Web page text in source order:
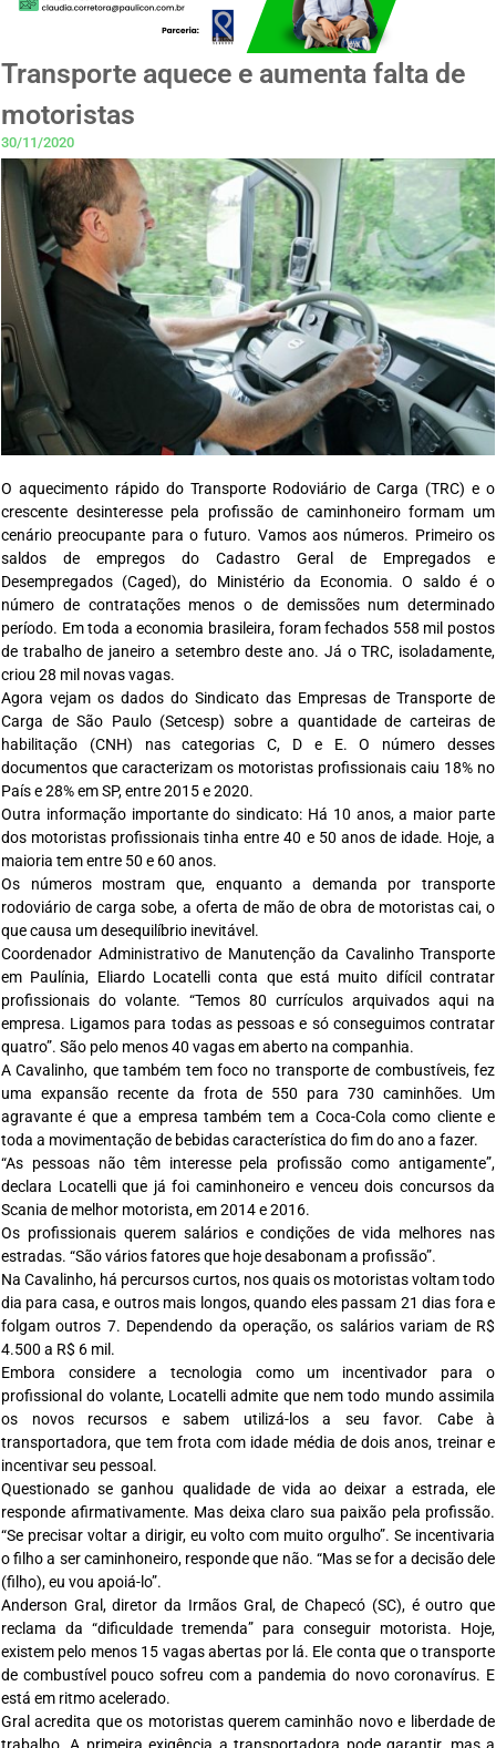
Transporte aquece e aumenta falta de
motoristas
30/11/2020
O aquecimento rápido do Transporte Rodoviário de Carga (TRC) e o
crescente desinteresse pela profissão de caminhoneiro formam um
cenário preocupante para o futuro. Vamos aos números. Primeiro os
saldos de empregos do Cadastro Geral de Empregados e
Desempregados (Caged), do Ministério da Economia. O saldo é o
número de contratações menos o de demissões num determinado
período. Em toda a economia brasileira, foram fechados 558 mil postos
de trabalho de janeiro a setembro deste ano. Já o TRC, isoladamente,
criou 28 mil novas vagas.
Agora vejam os dados do Sindicato das Empresas de Transporte de
Carga de São Paulo (Setcesp) sobre a quantidade de carteiras de
habilitação (CNH) nas categorias C, D e E. O número desses
documentos que caracterizam os motoristas profissionais caiu 18% no
País e 28% em SP, entre 2015 e 2020.
Outra informação importante do sindicato: Há 10 anos, a maior parte
dos motoristas profissionais tinha entre 40 e 50 anos de idade. Hoje, a
maioria tem entre 50 e 60 anos.
Os números mostram que, enquanto a demanda por transporte
rodoviário de carga sobe, a oferta de mão de obra de motoristas cai, o
que causa um desequilíbrio inevitável.
Coordenador Administrativo de Manutenção da Cavalinho Transporte
em Paulínia, Eliardo Locatelli conta que está muito difícil contratar
profissionais do volante. “Temos 80 currículos arquivados aqui na
empresa. Ligamos para todas as pessoas e só conseguimos contratar
quatro”. São pelo menos 40 vagas em aberto na companhia.
A Cavalinho, que também tem foco no transporte de combustíveis, fez
uma expansão recente da frota de 550 para 730 caminhões. Um
agravante é que a empresa também tem a Coca-Cola como cliente e
toda a movimentação de bebidas característica do fim do ano a fazer.
“As pessoas não têm interesse pela profissão como antigamente”,
declara Locatelli que já foi caminhoneiro e venceu dois concursos da
Scania de melhor motorista, em 2014 e 2016.
Os profissionais querem salários e condições de vida melhores nas
estradas. “São vários fatores que hoje desabonam a profissão”.
Na Cavalinho, há percursos curtos, nos quais os motoristas voltam todo
dia para casa, e outros mais longos, quando eles passam 21 dias fora e
folgam outros 7. Dependendo da operação, os salários variam de R$
4.500 a R$ 6 mil.
Embora considere a tecnologia como um incentivador para o
profissional do volante, Locatelli admite que nem todo mundo assimila
os novos recursos e sabem utilizá-los a seu favor. Cabe à
transportadora, que tem frota com idade média de dois anos, treinar e
incentivar seu pessoal.
Questionado se ganhou qualidade de vida ao deixar a estrada, ele
responde afirmativamente. Mas deixa claro sua paixão pela profissão.
“Se precisar voltar a dirigir, eu volto com muito orgulho”. Se incentivaria
o filho a ser caminhoneiro, responde que não. “Mas se for a decisão dele
(filho), eu vou apoiá-lo”.
Anderson Gral, diretor da Irmãos Gral, de Chapecó (SC), é outro que
reclama da “dificuldade tremenda” para conseguir motorista. Hoje,
existem pelo menos 15 vagas abertas por lá. Ele conta que o transporte
de combustível pouco sofreu com a pandemia do novo coronavírus. E
está em ritmo acelerado.
Gral acredita que os motoristas querem caminhão novo e liberdade de